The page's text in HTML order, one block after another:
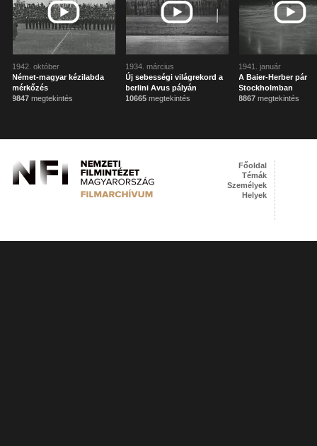
1942. október
Német-magyar kézilabda
mérkőzés
9847 megtekintés
1934. március
Új sebességi világrekord a
berlini Avus pályán
10665 megtekintés
1941. január
A Baier-Herber pár
Stockholmban
8867 megtekintés
Főoldal
Témák
Személyek
Helyek